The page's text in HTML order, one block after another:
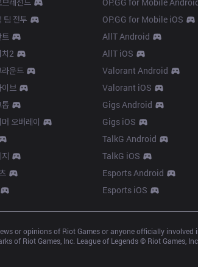
팀 전투
치2
운드
브
오버레이
OP.GG for Mobile iOS
AllT Android
AllT iOS
Valorant Android
Valorant iOS
Gigs Android
Gigs iOS
TalkG Android
TalkG iOS
Esports Android
Esports iOS
or opinions of Riot Games or anyone officially
of Riot Games, Inc. League of Legends © Riot Games, Inc.